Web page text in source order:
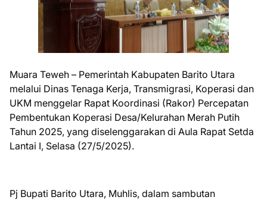
Muara Teweh – Pemerintah Kabupaten Barito Utara
melalui Dinas Tenaga Kerja, Transmigrasi, Koperasi dan
UKM menggelar Rapat Koordinasi (Rakor) Percepatan
Pembentukan Koperasi Desa/Kelurahan Merah Putih
Tahun 2025, yang diselenggarakan di Aula Rapat Setda
Lantai I, Selasa (27/5/2025).
Pj Bupati Barito Utara, Muhlis, dalam sambutan